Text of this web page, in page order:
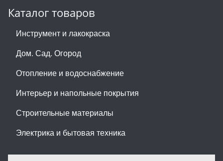
Каталог товаров
Инструмент и лакокраска
Дом. Сад. Огород
Отопление и водоснабжение
Интерьер и напольные покрытия
Строительные материалы
Электрика и бытовая техника